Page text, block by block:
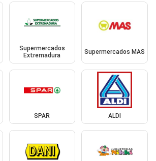
Supermercados
Extremadura
Supermercados MAS
SPAR ALDI